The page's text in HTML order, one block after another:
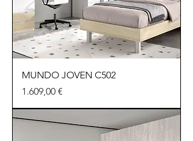
MUNDO JOVEN C502
Preu
1.609,00 €